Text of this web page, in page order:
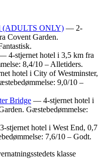
(ADULTS ONLY) — 2-
Covent Garden.
4-stjernet hotel i 3,5 km fra
8,4/10 – Alletiders.
hotel i City of Westminster,
9,0/10 –
Bridge — 4-stjernet hotel i
Gæstebedømmelse:
stjernet hotel i West End, 0,7
7,6/10 – Godt.
klasse